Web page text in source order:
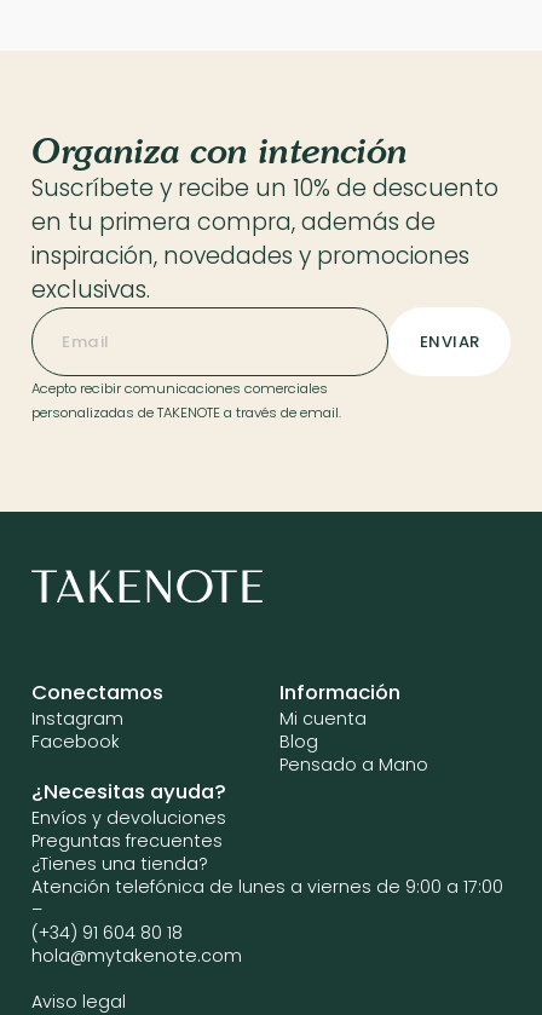
Organiza con intención
Suscríbete y recibe un 10% de descuento
en tu primera compra, además de
inspiración, novedades y promociones
exclusivas.
Acepto recibir comunicaciones comerciales
personalizadas de TAKENOTE a través de email.
Conectamos
Instagram
Facebook
Información
Mi cuenta
Blog
Pensado a Mano
¿Necesitas ayuda?
Envíos y devoluciones
Preguntas frecuentes
¿Tienes una tienda?
Atención telefónica de lunes a viernes de 9:00 a 17:00
–
(+34) 91 604 80 18
hola@mytakenote.com
Aviso legal